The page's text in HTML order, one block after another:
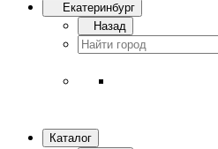
Екатеринбург
Назад
Каталог